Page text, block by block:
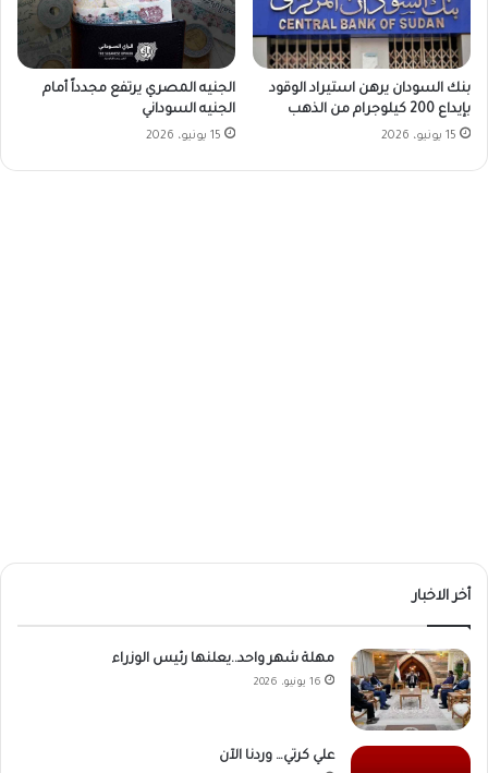
بنك السودان يرهن استيراد الوقود
بإيداع 200 كيلوجرام من الذهب
15 يونيو، 2026
الجنيه المصري يرتفع مجدداً أمام
الجنيه السوداني
15 يونيو، 2026
أخر الاخبار
مهلة شهر واحد..يعلنها رئيس الوزراء
16 يونيو، 2026
علي كرتي… وردنا الآن